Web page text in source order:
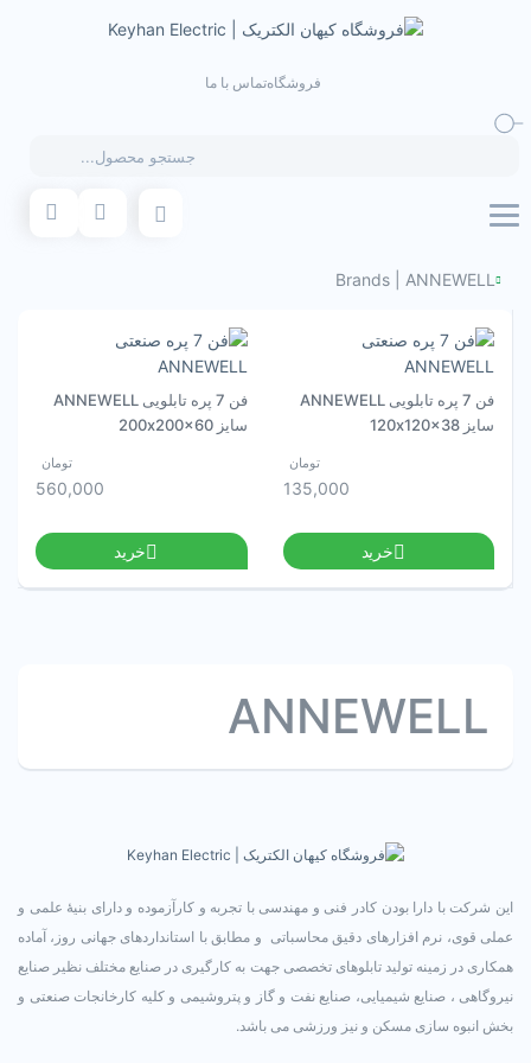
فروشگاهتماس با ما
Products
Brands ANNEWELL
فن 7 پره تابلویی ANNEWELL
سایز 120x120x38
135,000
تومان
خرید
فن 7 پره تابلویی ANNEWELL
سایز 200x200x60
560,000
تومان
خرید
ANNEWELL
این شرکت با دارا بودن کادر فنی و مهندسی با تجربه و کارآزموده و دارای بنیۀ علمی و
عملی قوی، نرم افزارهای دقیق محاسباتی و مطابق با استانداردهای جهانی روز، آماده
همکاری در زمینه تولید تابلوهای تخصصی جهت به کارگیری در صنایع مختلف نظیر صنایع
نیروگاهی ، صنایع شیمیایی، صنایع نفت و گاز و پتروشیمی و کلیه کارخانجات صنعتی و
بخش انبوه سازی مسکن و نیز ورزشی می باشد.